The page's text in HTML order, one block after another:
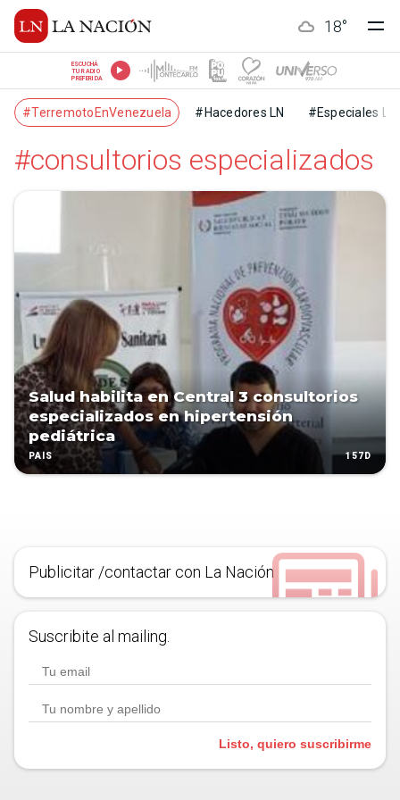
18°
ESCUCHÁ
TU RADIO
PREFERIDA
#TerremotoEnVenezuela #Hacedores LN #Especiales LN
#consultorios especializados
Salud habilita en Central 3 consultorios
especializados en hipertensión
pediátrica
PAÍS 157D
Publicitar /contactar con La Nación
Suscribite al mailing.
Listo, quiero suscribirme